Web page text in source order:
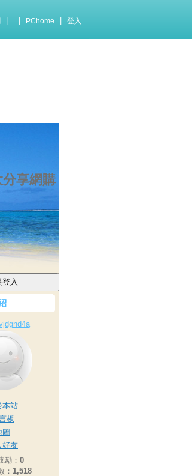
PChome 登入
享網購
本站
板
圖
好友
勵： 0
： 1,518